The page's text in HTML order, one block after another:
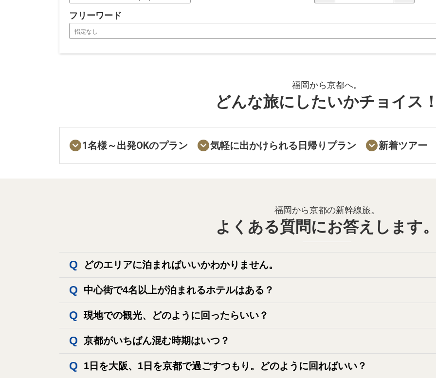
フリーワード
福岡から京都へ。
どんな旅にしたいかチョイス
1名様～出発OKのプラン 気軽に出かけられる日帰りプラン 新着ツアー
福岡から京都の新幹線旅。
よくある質問にお答えします
どのエリアに泊まればいいかわかりません。
中心街で4名以上が泊まれるホテルはある？
デンホテル京都三条（トリプル4名利用） が人気です。
都シティ 近鉄京都駅（旧 ホテル近鉄京都駅）（デラック
スツインルーム）
三井ガーデンホテル京都三条（トリプル4名利用）
現地での観光、どのように回ったらいい？
等、「この日はこのエリア！」と決めてまわるのがおすすめです。
京都がいちばん混む時期はいつ？
品は2月、秋の商品は8月頃には例年発売します。
1日を大阪、1日を京都で過ごすつもり。どのように回ればいい？